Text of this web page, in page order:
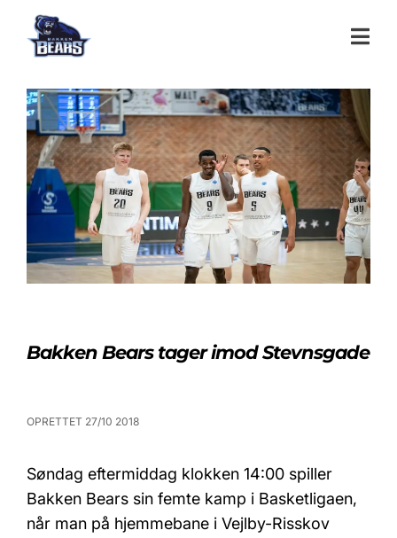
Bakken Bears tager imod Stevnsgade
OPRETTET 27/10 2018
Søndag eftermiddag klokken 14:00 spiller
Bakken Bears sin femte kamp i Basketligaen,
når man på hjemmebane i Vejlby-Risskov